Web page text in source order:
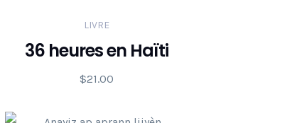
LIVRE
36 heures en Haïti
$21.00